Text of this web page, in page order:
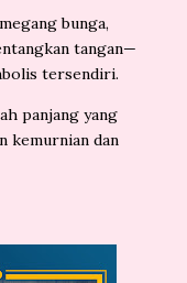
bunga,
tangan—
tersendiri.
panjang yang
kemurnian dan